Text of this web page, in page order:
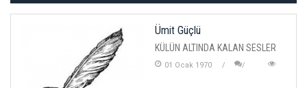
Ümit Güçlü
KÜLÜN ALTINDA KALAN SESLER
01 Ocak 1970